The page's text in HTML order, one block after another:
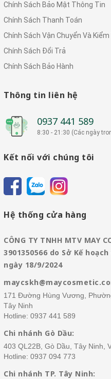
Chính Sách Bảo Mật Thông Tin
Chính Sách Thanh Toán
Chính Sách Vận Chuyển Và Kiểm
Chính Sách Đổi Trả
Chính Sách Bảo Hành
Thông tin liên hệ
0937 441 589
8:30 - 21:30 (Các ngày
Kết nối với chúng tôi
Hệ thống cửa hàng
CÔNG TY TNHH MTV MAY
3901350566 do Sở Kế
ngày 18/9/2024
171 Đường Hùng Vương,
Tây Ninh
Hotline: 0937 441 589
Chi nhánh Gò Dầu:
403 QL22B, Gò Dầu, Tây Ninh,
Hotline: 0937 094 773
Chi nhánh TP. Tây Ninh: